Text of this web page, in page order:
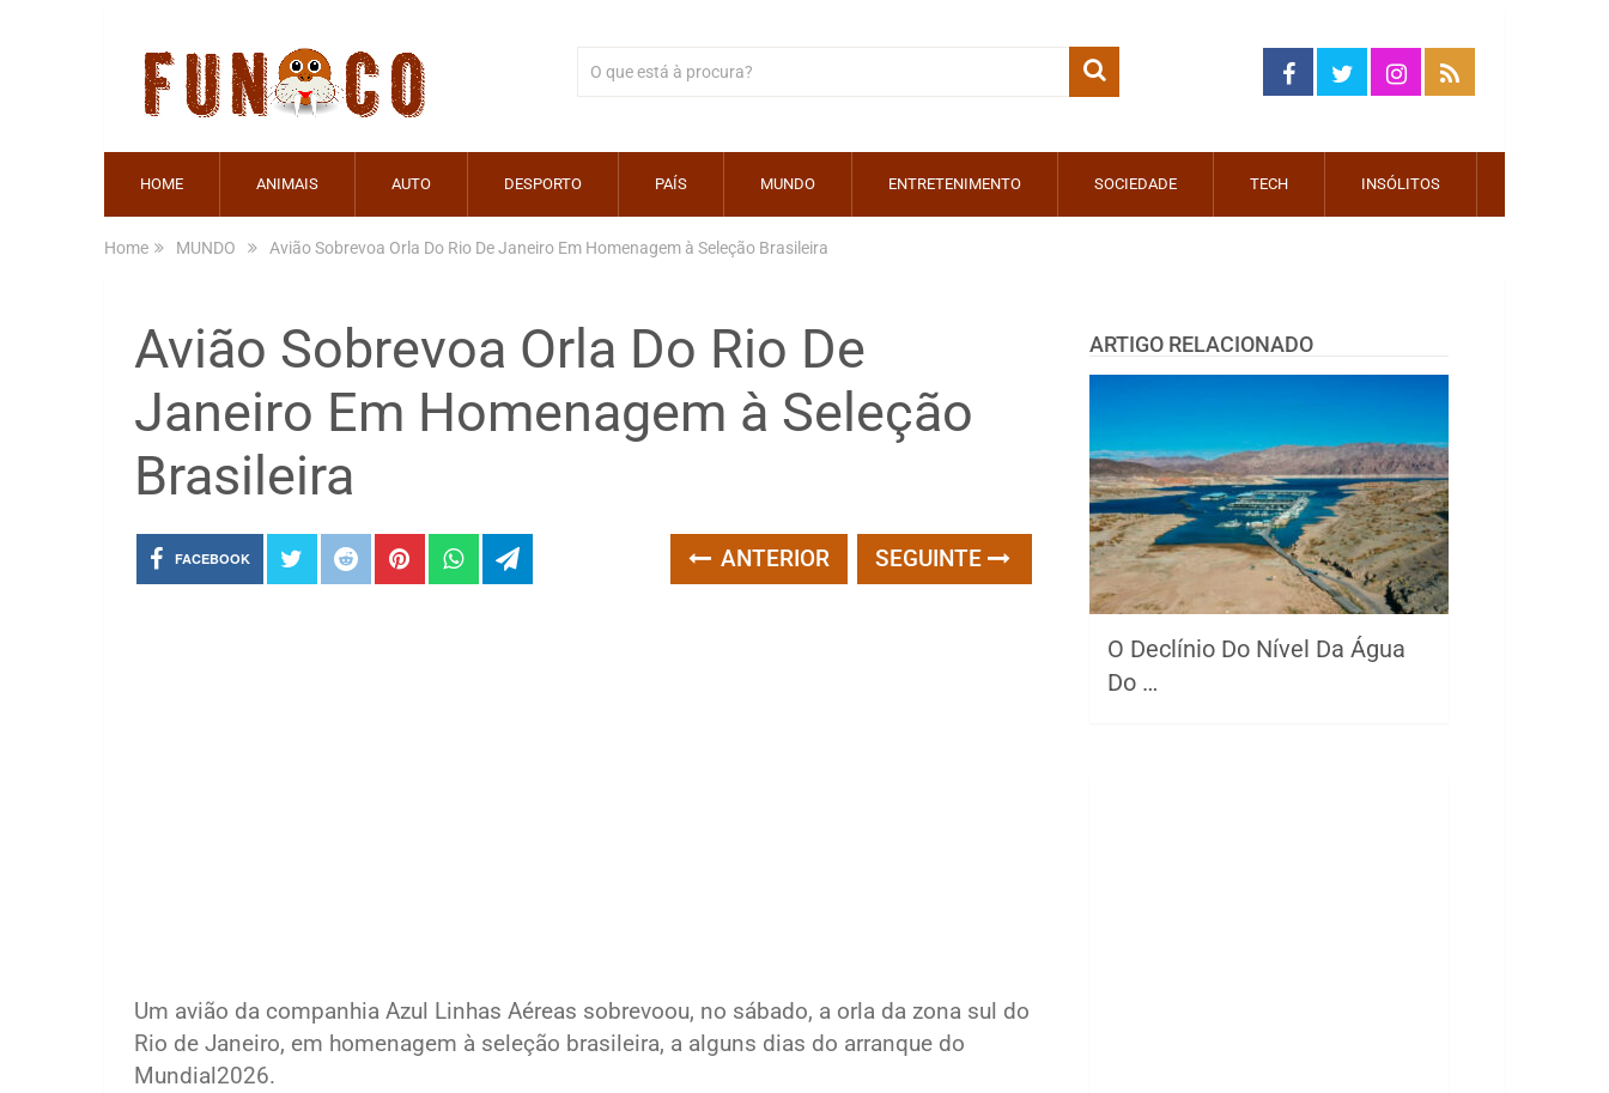
HOME ANIMAIS AUTO DESPORTO PAÍS MUNDO ENTRETENIMENTO SOCIEDADE TECH INSÓLITOS
Home MUNDO Avião Sobrevoa Orla Do Rio De Janeiro Em Homenagem à Seleção Brasileira
Avião Sobrevoa Orla Do Rio De
Janeiro Em Homenagem à Seleção
Brasileira
FACEBOOK ANTERIOR SEGUINTE
Um avião da companhia Azul Linhas Aéreas sobrevoou, no sábado, a orla da zona sul do
Rio de Janeiro, em homenagem à seleção brasileira, a alguns dias do arranque do
Mundial2026.
ARTIGO RELACIONADO
O Declínio Do Nível Da Água
Do …